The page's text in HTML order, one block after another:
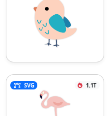
SVG 1.1T